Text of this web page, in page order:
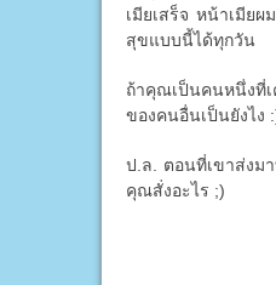
เมียเสร็จ หน้าเมีย
สุขแบบนี้ได้ทุกวัน
ถ้าคุณเป็นคนหนึ่งที่
ของคนอื่นเป็นยังไง
ป.ล. ตอนที่เขาส่งม
คุณสั่งอะไร ;)